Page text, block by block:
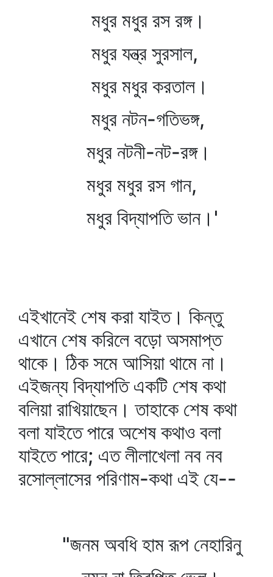
মধুর মধুর রস রঙ্গ।
মধুর যন্ত্র সুরসাল,
মধুর মধুর করতাল।
মধুর নটন-গতিভঙ্গ,
মধুর নটনী-নট-রঙ্গ।
মধুর মধুর রস গান,
মধুর বিদ্যাপতি ভান।'
এইখানেই শেষ করা যাইত। কিন্তু
এখানে শেষ করিলে বড়ো অসমাপ্ত
থাকে। ঠিক সমে আসিয়া থামে না।
এইজন্য বিদ্যাপতি একটি শেষ কথা
বলিয়া রাখিয়াছেন। তাহাকে শেষ কথা
বলা যাইতে পারে অশেষ কথাও বলা
যাইতে পারে; এত লীলাখেলা নব নব
রসোল্লাসের পরিণাম-কথা এই যে--
"জনম অবধি হাম রূপ নেহারিনু